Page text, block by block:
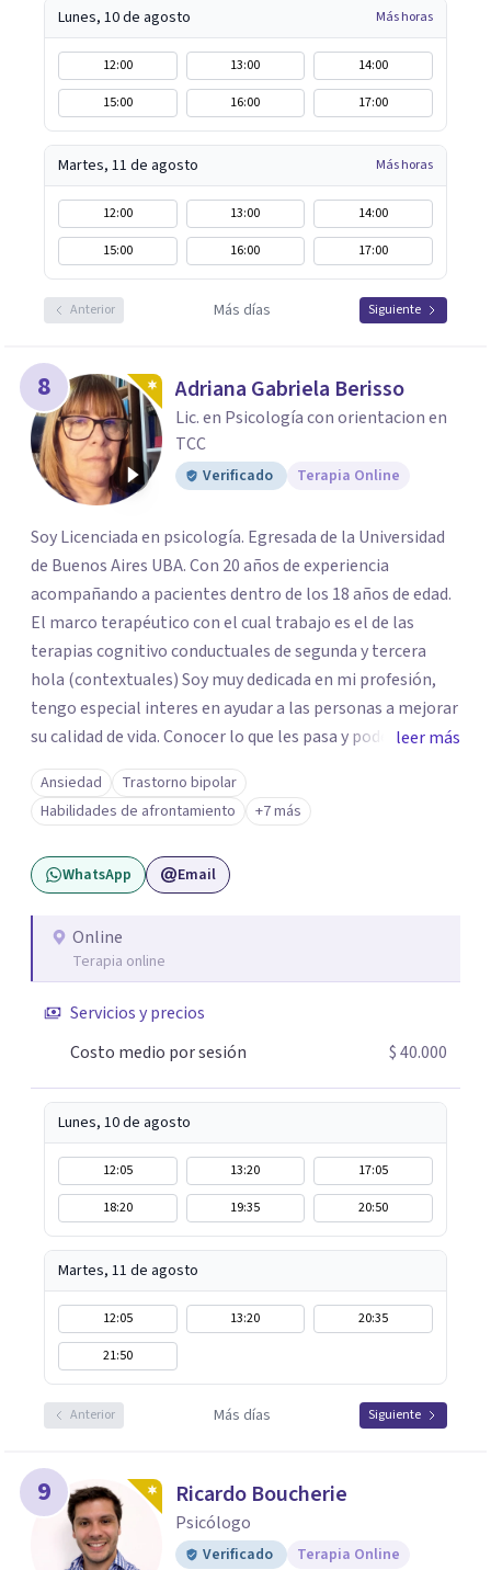
Lunes, 10 de agosto Más horas
12:00 13:00
14:00
15:00
16:00 17:00
Martes, 11 de agosto Más horas
12:00 13:00
14:00
15:00
16:00 17:00
Anterior Más días Siguiente
8 Adriana Gabriela Berisso
Lic. en Psicología con orientacion en
TCC
Verificado Terapia Online
Soy Licenciada en psicología. Egresada de la Universidad
de Buenos Aires UBA. Con 20 años de experiencia
acompañando a pacientes dentro de los 18 años de edad.
El marco terapéutico con el cual trabajo es el de las
terapias cognitivo conductuales de segunda y tercera
hola (contextuales) Soy muy dedicada en mi profesión,
tengo especial interes en ayudar a las personas a mejorar
su calidad de vida. Conocer lo que les pasa y poder trabajar
en ello brindando las herramientas necesarias. Hay
momentos en la vida por los cuales atravezamos por
estados de ansiedad, depresión o estrés, es alli donde no
encontramos o nos parece no tener recursos para
afrontarlos, pareciera que no hay salida. Dentro de esta
es la que ha presentado mayores evidencias epíricas en la
solución de estos cuadros con resultados muy buenos y
acompañarte. Si estás buscando un espacio de
acompañamiento profesional en español, escríbeme y
leer más
Ansiedad
Trastorno bipolar
Habilidades de afrontamiento
+7 más
WhatsApp Email
Online
Terapia online
Servicios y precios
Costo medio por sesión
$ 40.000
Lunes, 10 de agosto
12:05 13:20
17:05
18:20
19:35 20:50
Martes, 11 de agosto
12:05 13:20
20:35
21:50
Anterior Más días Siguiente
9 Ricardo Boucherie
Psicólogo
Verificado Terapia Online